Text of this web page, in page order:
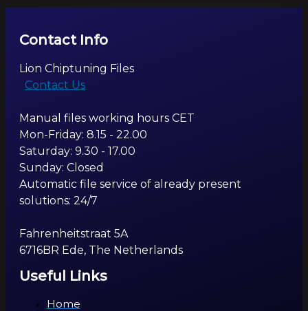
Contact Info
Lion Chiptuning Files
Contact Us
Manual files working hours CET
Mon-Friday: 8.15 - 22.00
Saturday: 9.30 - 17.00
Sunday: Closed
Automatic file service of already present
solutions: 24/7
Fahrenheitstraat 5A
6716BR Ede, The Netherlands
Useful Links
Home